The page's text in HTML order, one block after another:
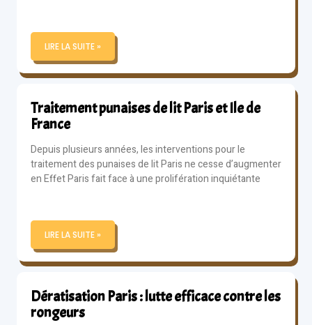
LIRE LA SUITE »
Traitement punaises de lit Paris et Ile de
France
Depuis plusieurs années, les interventions pour le
traitement des punaises de lit Paris ne cesse d’augmenter
en Effet Paris fait face à une prolifération inquiétante
LIRE LA SUITE »
Dératisation Paris : lutte efficace contre les
rongeurs